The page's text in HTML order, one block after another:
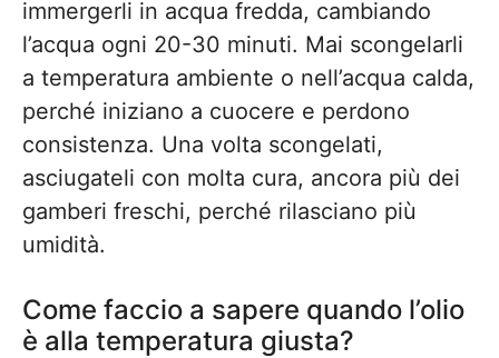
immergerli in acqua fredda, cambiando
l’acqua ogni 20-30 minuti. Mai scongelarli
a temperatura ambiente o nell’acqua calda,
perché iniziano a cuocere e perdono
consistenza. Una volta scongelati,
asciugateli con molta cura, ancora più dei
gamberi freschi, perché rilasciano più
umidità.
Come faccio a sapere quando l’olio
è alla temperatura giusta?